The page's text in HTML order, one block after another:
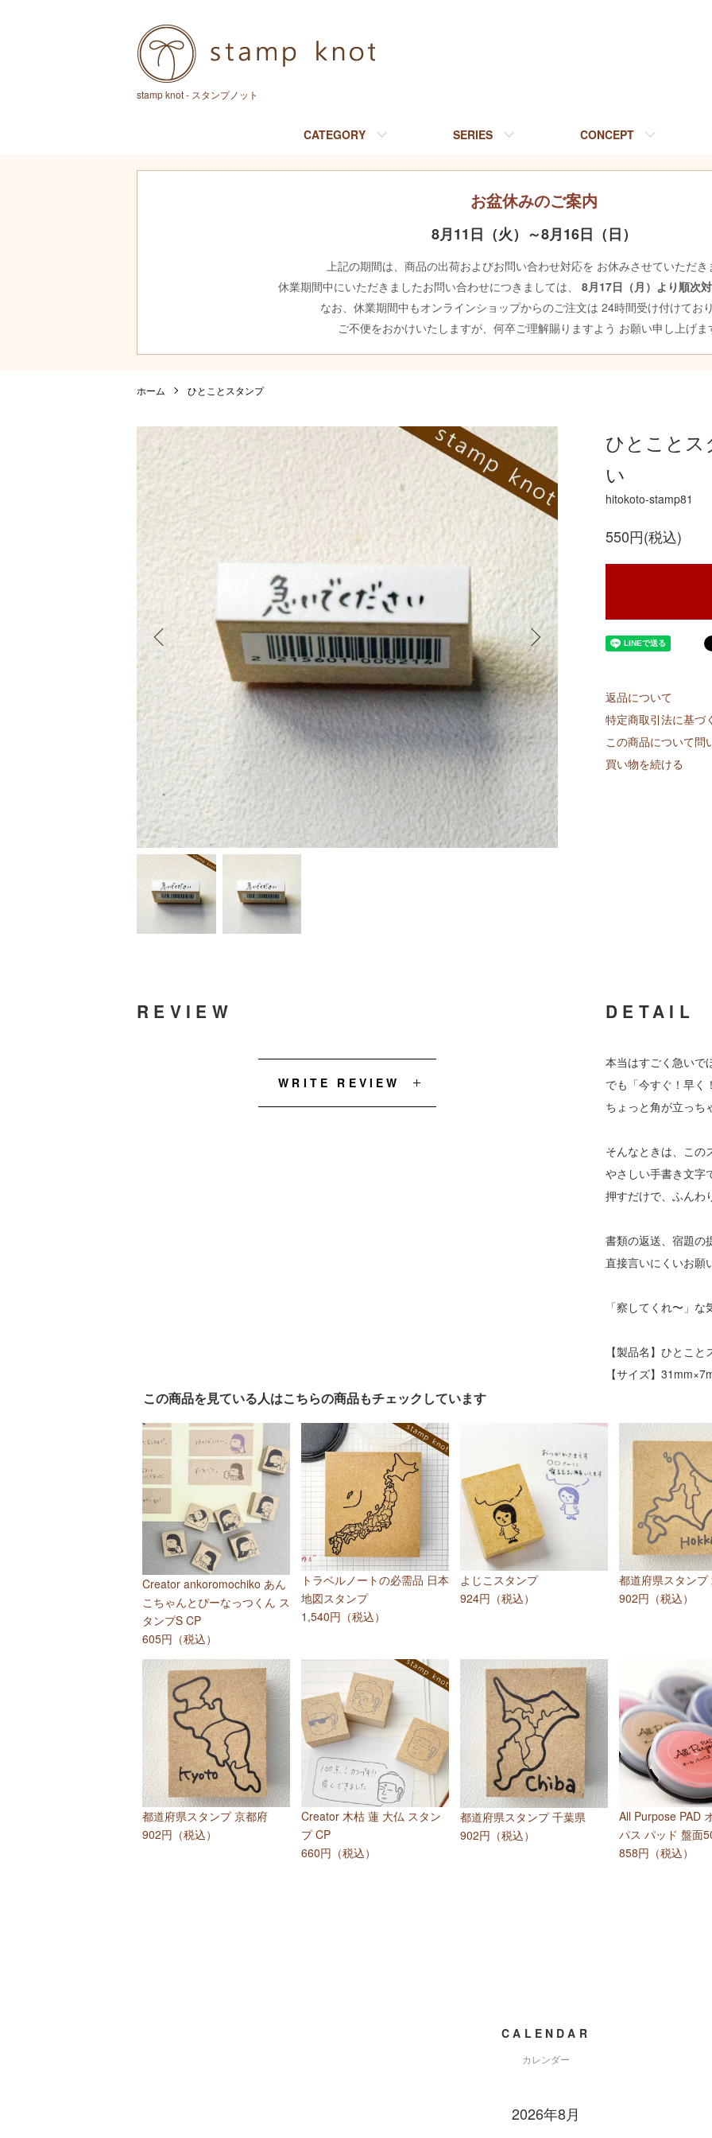
stamp knot - スタンプノット
CATEGORY SERIES CONCEPT
お盆休みのご案内
8月11日（火）～8月16日（日）
上記の期間は、商品の出荷およびお問い合わせ対応を お休みさせていただき
休業期間中にいただきましたお問い合わせにつきましては、 8月17日（月）より順次
なお、休業期間中もオンラインショップからのご注文は 24時間受け付けており
ご不便をおかけいたしますが、何卒ご理解賜りますよう お願い申し上げま
ホーム ひとことスタンプ
ひとことス
い
hitokoto-stamp81
550円(税込)
返品について
特定商取引法に基づ
この商品について問
買い物を続ける
DETAIL
本当はすごく急いで
でも「今すぐ！早く
ちょっと角が立っち
そんなときは、この
やさしい手書き文字
押すだけで、ふんわ
書類の返送、宿題の
直接言いにくいお願
「察してくれ〜」な
【製品名】ひとこ
【サイズ】
REVIEW
WRITE REVIEW
この商品を見ている人はこちらの商品もチェックしています
Creator ankoromochiko あん
こちゃんとぴーなっつくん ス
タンプS CP
605円（税込）
トラベルノートの必需品 日本
地図スタンプ
1,540円（税込）
よじこスタンプ
924円（税込）
都道府県スタンプ
902円（税込）
都道府県スタンプ 京都府
902円（税込）
Creator 木枯 蓮 大仏 スタン
プ CP
660円（税込）
都道府県スタンプ 千葉県
902円（税込）
All Purpose PAD
パス パッド 盤面
858円（税込）
CALENDAR
カレンダー
2026年8月